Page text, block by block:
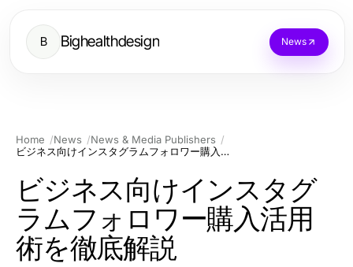
B Bighealthdesign News
Home News
News & Media Publishers
ビジネス向けインスタグラムフォロワー購入活用術を徹底解説
ビジネス向けインスタグ
ラムフォロワー購入活用
術を徹底解説